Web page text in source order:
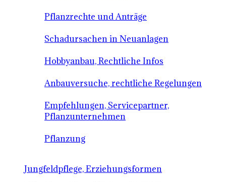
Pflanzrechte und Anträge
Schadursachen in Neuanlagen
Hobbyanbau, Rechtliche Infos
Anbauversuche, rechtliche Regelungen
Empfehlungen, Servicepartner,
Pflanzunternehmen
Pflanzung
Jungfeldpflege, Erziehungsformen